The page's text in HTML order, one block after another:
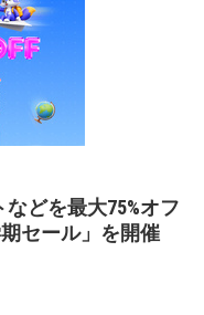
などを最大75%オフ
期セール」を開催